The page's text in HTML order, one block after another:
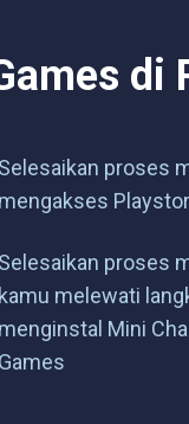
di
Selesaikan proses
mengakses
Selesaikan proses
kamu melewati
menginstal Mini
Games